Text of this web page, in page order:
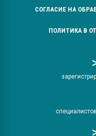
СОГЛАСИЕ НА
ПОЛИТИКА В